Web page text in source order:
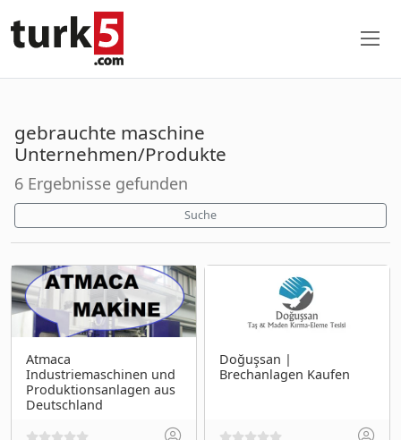
gebrauchte maschine
Unternehmen/Produkte
6 Ergebnisse gefunden
Suche
Atmaca
Industriemaschinen und
Produktionsanlagen aus
Deutschland
Doğuşsan |
Brechanlagen Kaufen